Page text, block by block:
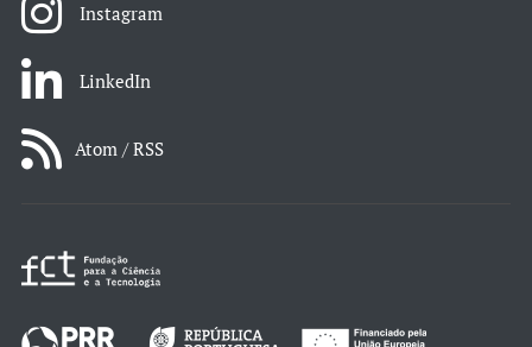
Instagram
LinkedIn
Atom / RSS